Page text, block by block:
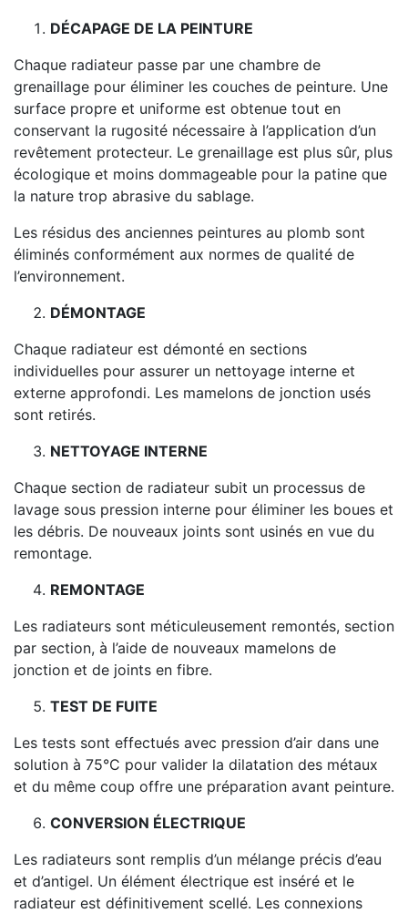
DÉCAPAGE DE LA PEINTURE
Chaque radiateur passe par une chambre de
grenaillage pour éliminer les couches de peinture. Une
surface propre et uniforme est obtenue tout en
conservant la rugosité nécessaire à l’application d’un
revêtement protecteur. Le grenaillage est plus sûr, plus
écologique et moins dommageable pour la patine que
la nature trop abrasive du sablage.
Les résidus des anciennes peintures au plomb sont
éliminés conformément aux normes de qualité de
l’environnement.
DÉMONTAGE
Chaque radiateur est démonté en sections
individuelles pour assurer un nettoyage interne et
externe approfondi. Les mamelons de jonction usés
sont retirés.
NETTOYAGE INTERNE
Chaque section de radiateur subit un processus de
lavage sous pression interne pour éliminer les boues et
les débris. De nouveaux joints sont usinés en vue du
remontage.
REMONTAGE
Les radiateurs sont méticuleusement remontés, section
par section, à l’aide de nouveaux mamelons de
jonction et de joints en fibre.
TEST DE FUITE
Les tests sont effectués avec pression d’air dans une
solution à 75°C pour valider la dilatation des métaux
et du même coup offre une préparation avant peinture.
CONVERSION ÉLECTRIQUE
Les radiateurs sont remplis d’un mélange précis d’eau
et d’antigel. Un élément électrique est inséré et le
radiateur est définitivement scellé. Les connexions